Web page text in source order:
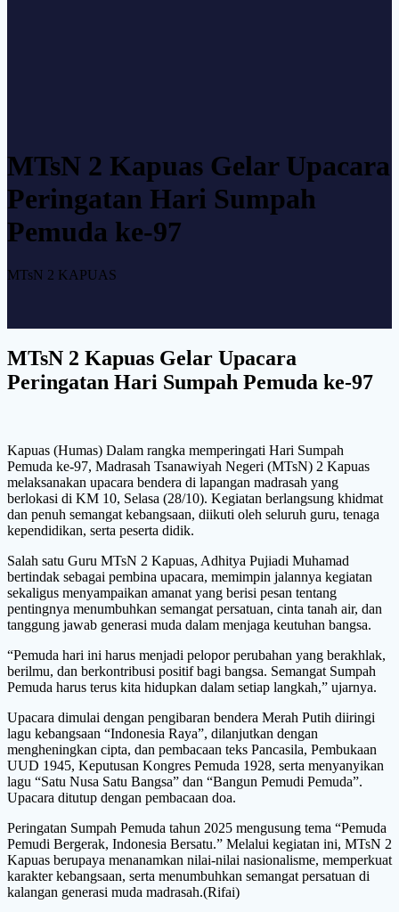
MTsN 2 Kapuas Gelar Upacara
Peringatan Hari Sumpah
Pemuda ke-97
MTsN 2 KAPUAS
MTsN 2 Kapuas Gelar Upacara
Peringatan Hari Sumpah Pemuda ke-97
Kapuas (Humas) Dalam rangka memperingati Hari Sumpah
Pemuda ke-97, Madrasah Tsanawiyah Negeri (MTsN) 2 Kapuas
melaksanakan upacara bendera di lapangan madrasah yang
berlokasi di KM 10, Selasa (28/10). Kegiatan berlangsung khidmat
dan penuh semangat kebangsaan, diikuti oleh seluruh guru, tenaga
kependidikan, serta peserta didik.
Salah satu Guru MTsN 2 Kapuas, Adhitya Pujiadi Muhamad
bertindak sebagai pembina upacara, memimpin jalannya kegiatan
sekaligus menyampaikan amanat yang berisi pesan tentang
pentingnya menumbuhkan semangat persatuan, cinta tanah air, dan
tanggung jawab generasi muda dalam menjaga keutuhan bangsa.
“Pemuda hari ini harus menjadi pelopor perubahan yang berakhlak,
berilmu, dan berkontribusi positif bagi bangsa. Semangat Sumpah
Pemuda harus terus kita hidupkan dalam setiap langkah,” ujarnya.
Upacara dimulai dengan pengibaran bendera Merah Putih diiringi
lagu kebangsaan “Indonesia Raya”, dilanjutkan dengan
mengheningkan cipta, dan pembacaan teks Pancasila, Pembukaan
UUD 1945, Keputusan Kongres Pemuda 1928, serta menyanyikan
lagu “Satu Nusa Satu Bangsa” dan “Bangun Pemudi Pemuda”.
Upacara ditutup dengan pembacaan doa.
Peringatan Sumpah Pemuda tahun 2025 mengusung tema “Pemuda
Pemudi Bergerak, Indonesia Bersatu.” Melalui kegiatan ini, MTsN 2
Kapuas berupaya menanamkan nilai-nilai nasionalisme, memperkuat
karakter kebangsaan, serta menumbuhkan semangat persatuan di
kalangan generasi muda madrasah.(Rifai)